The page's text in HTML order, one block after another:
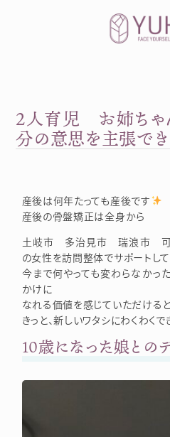
カラダを整え
前産後訪問整
2人育児 お姉ち
分の意思を主張でき
産後は何年たっても産後です
産後の骨盤矯正は全身から
土岐市 多治見市 瑞浪市 可
の女性を訪問整体でサポートして
今まで何やっても変わらなかっ
かけに
なれる価値を感じていただけると
きっと、新しいワタシにわくわくで
10歳になった娘との